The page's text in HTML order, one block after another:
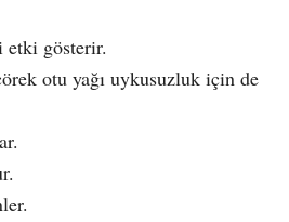
etki gösterir.
otu yağı uykusuzluk için de